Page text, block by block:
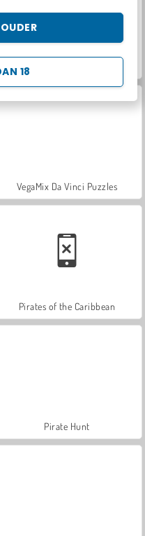
18World War 2 Shooter
VegaMix Da Vinci Puzzles
Pirates of the Caribbean
Pirate Hunt